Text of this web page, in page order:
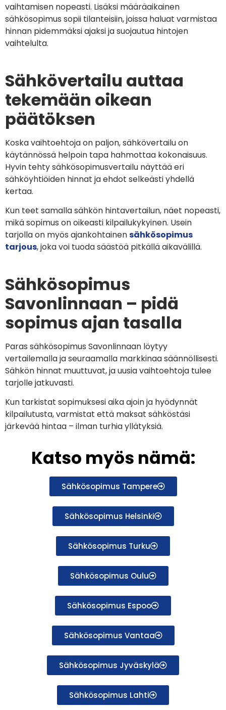
vaihtamisen nopeasti. Lisäksi määräaikainen
sähkösopimus sopii tilanteisiin, joissa haluat varmistaa
hinnan pidemmäksi ajaksi ja suojautua hintojen
vaihtelulta.
Sähkövertailu auttaa
tekemään oikean
päätöksen
Koska vaihtoehtoja on paljon, sähkövertailu on
käytännössä helpoin tapa hahmottaa kokonaisuus.
Hyvin tehty sähkösopimusvertailu näyttää eri
sähköyhtiöiden hinnat ja ehdot selkeästi yhdellä
kertaa.
Kun teet samalla sähkön hintavertailun, näet nopeasti,
mikä sopimus on oikeasti kilpailukykyinen. Usein
tarjolla on myös ajankohtainensähkösopimus
tarjous, joka voi tuoda säästöä pitkällä aikavälillä.
Sähkösopimus
Savonlinnaan – pidä
sopimus ajan tasalla
Paras sähkösopimus Savonlinnaan löytyy
vertailemalla ja seuraamalla markkinaa säännöllisesti.
Sähkön hinnat muuttuvat, ja uusia vaihtoehtoja tulee
tarjolle jatkuvasti.
Kun tarkistat sopimuksesi aika ajoin ja hyödynnät
kilpailutusta, varmistat että maksat sähköstäsi
järkevää hintaa – ilman turhia yllätyksiä.
Katso myös nämä:
Sähkösopimus Tampere
Sähkösopimus Helsinki
Sähkösopimus Turku
Sähkösopimus Oulu
Sähkösopimus Espoo
Sähkösopimus Vantaa
Sähkösopimus Jyväskylä
Sähkösopimus Lahti